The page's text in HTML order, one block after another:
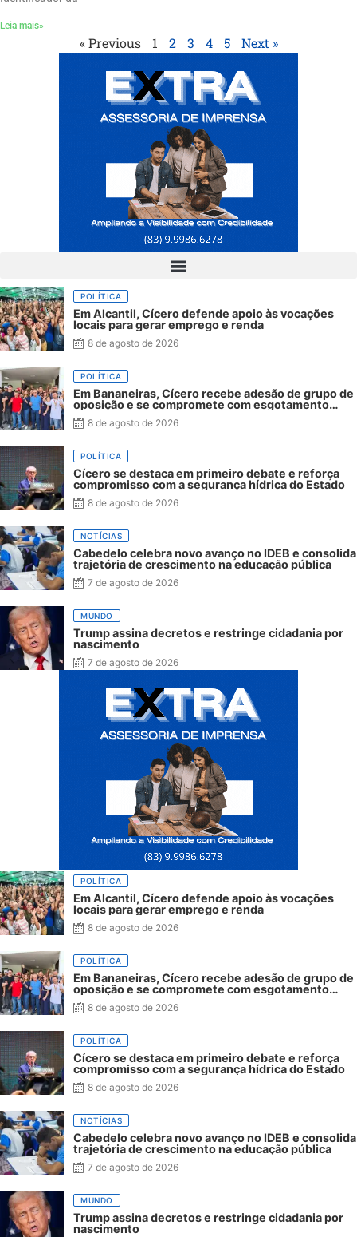
Leia mais»
« Previous 1 2 3 4 5 Next »
POLÍTICA
Em Alcantil, Cícero defende apoio às vocações
locais para gerar emprego e renda
8 de agosto de 2026
POLÍTICA
Em Bananeiras, Cícero recebe adesão de grupo de
oposição e se compromete com esgotamento
sanitário
8 de agosto de 2026
POLÍTICA
Cícero se destaca em primeiro debate e reforça
compromisso com a segurança hídrica do Estado
8 de agosto de 2026
NOTÍCIAS
Cabedelo celebra novo avanço no IDEB e consolida
trajetória de crescimento na educação pública
7 de agosto de 2026
MUNDO
Trump assina decretos e restringe cidadania por
nascimento
7 de agosto de 2026
POLÍTICA
Em Alcantil, Cícero defende apoio às vocações
locais para gerar emprego e renda
8 de agosto de 2026
POLÍTICA
Em Bananeiras, Cícero recebe adesão de grupo de
oposição e se compromete com esgotamento
sanitário
8 de agosto de 2026
POLÍTICA
Cícero se destaca em primeiro debate e reforça
compromisso com a segurança hídrica do Estado
8 de agosto de 2026
NOTÍCIAS
Cabedelo celebra novo avanço no IDEB e consolida
trajetória de crescimento na educação pública
7 de agosto de 2026
MUNDO
Trump assina decretos e restringe cidadania por
nascimento